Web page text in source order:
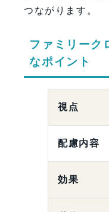
つながります。
ファミリーク
なポイント
視点
配慮内容
効果